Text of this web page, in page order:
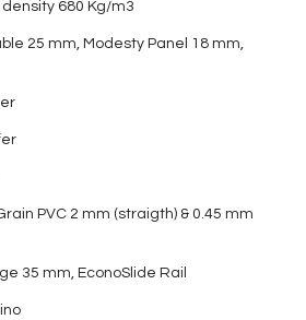
680 Kg/m3
25 mm, Modesty Panel 18 mm,
PVC 2 mm (straigth) & 0.45 mm
35 mm, EconoSlide Rail